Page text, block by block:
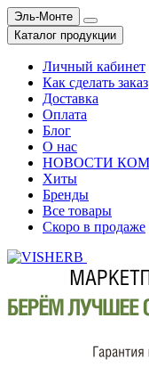
Эль-Монте
Каталог продукции
Личный кабинет
Как сделать заказ
Доставка
Оплата
Блог
О нас
НОВОСТИ
Хиты
Бренды
Все товары
Скоро в продаже